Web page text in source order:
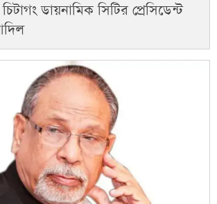
ডায়নামিক সিটির প্রেসিডেন্ট